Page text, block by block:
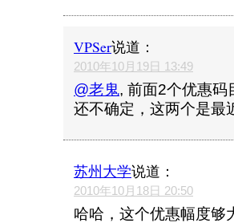
VPSer说道：
2010年10月19日 13:49
@老鬼, 前面2个优惠码
还不确定，这两个是最
苏州大学说道：
2010年10月18日 20:50
哈哈，这个优惠幅度够